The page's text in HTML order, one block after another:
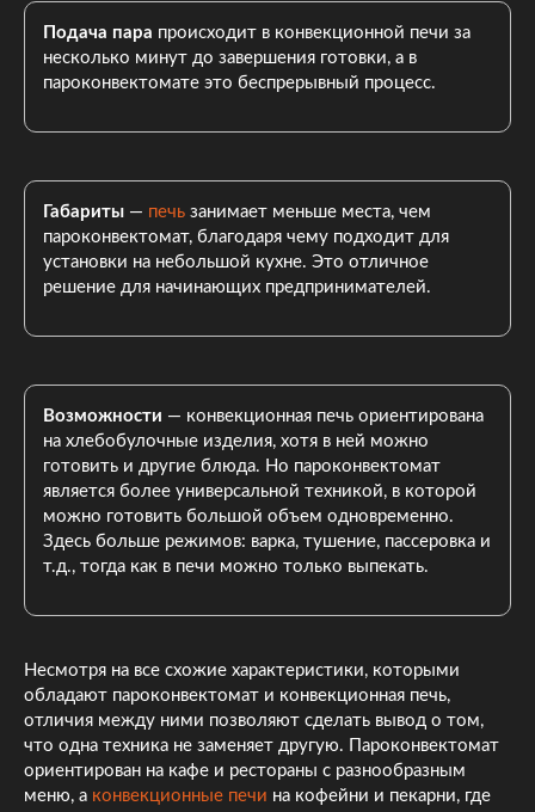
Подача пара происходит в конвекционной печи за
несколько минут до завершения готовки, а в
пароконвектомате это беспрерывный процесс.
Габариты — печь занимает меньше места, чем
пароконвектомат, благодаря чему подходит для
установки на небольшой кухне. Это отличное
решение для начинающих предпринимателей.
Возможности — конвекционная печь ориентирована
на хлебобулочные изделия, хотя в ней можно
готовить и другие блюда. Но пароконвектомат
является более универсальной техникой, в которой
можно готовить большой объем одновременно.
Здесь больше режимов: варка, тушение, пассеровка и
т.д., тогда как в печи можно только выпекать.
Несмотря на все схожие характеристики, которыми
обладают пароконвектомат и конвекционная печь,
отличия между ними позволяют сделать вывод о том,
что одна техника не заменяет другую. Пароконвектомат
ориентирован на кафе и рестораны с разнообразным
меню, а конвекционные печи на кофейни и пекарни, где